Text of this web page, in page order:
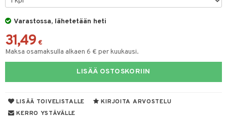
Varastossa, lähetetään heti
31,49 €
Maksa osamaksulla alkaen 6 € per kuukausi.
LISÄÄ OSTOSKORIIN
LISÄÄ TOIVELISTALLE
KIRJOITA ARVOSTELU
KERRO YSTÄVÄLLE
& vastauksia